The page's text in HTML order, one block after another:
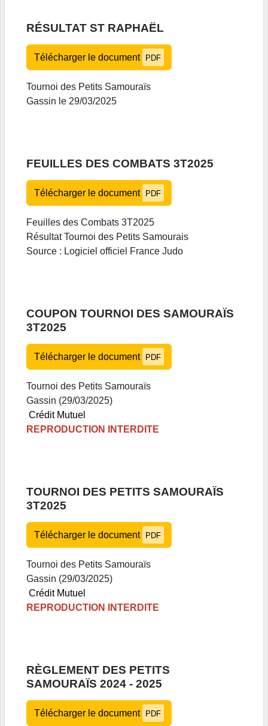
RÉSULTAT ST RAPHAËL
Télécharger le document PDF
Tournoi des Petits Samouraïs
Gassin le 29/03/2025
FEUILLES DES COMBATS 3T2025
Télécharger le document PDF
Feuilles des Combats 3T2025
Résultat Tournoi des Petits Samourais
Source : Logiciel officiel France Judo
COUPON TOURNOI DES SAMOURAÏS
3T2025
Télécharger le document PDF
Tournoi des Petits Samouraïs
Gassin (29/03/2025)
Crédit Mutuel
REPRODUCTION INTERDITE
TOURNOI DES PETITS SAMOURAÏS
3T2025
Télécharger le document PDF
Tournoi des Petits Samouraïs
Gassin (29/03/2025)
Crédit Mutuel
REPRODUCTION INTERDITE
RÈGLEMENT DES PETITS
SAMOURAÏS 2024 - 2025
Télécharger le document PDF